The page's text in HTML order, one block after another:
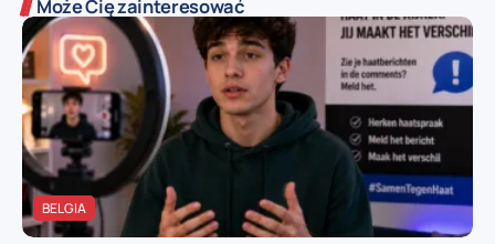
Może Cię zainteresować
BELGIA